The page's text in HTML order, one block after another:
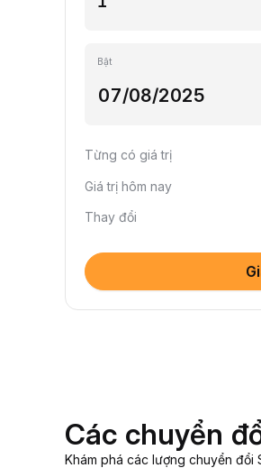
Bật
Từng có giá trị
Giá trị hôm nay
Thay đổi
Các chuyển
Khám phá các lượng chuyển đổi